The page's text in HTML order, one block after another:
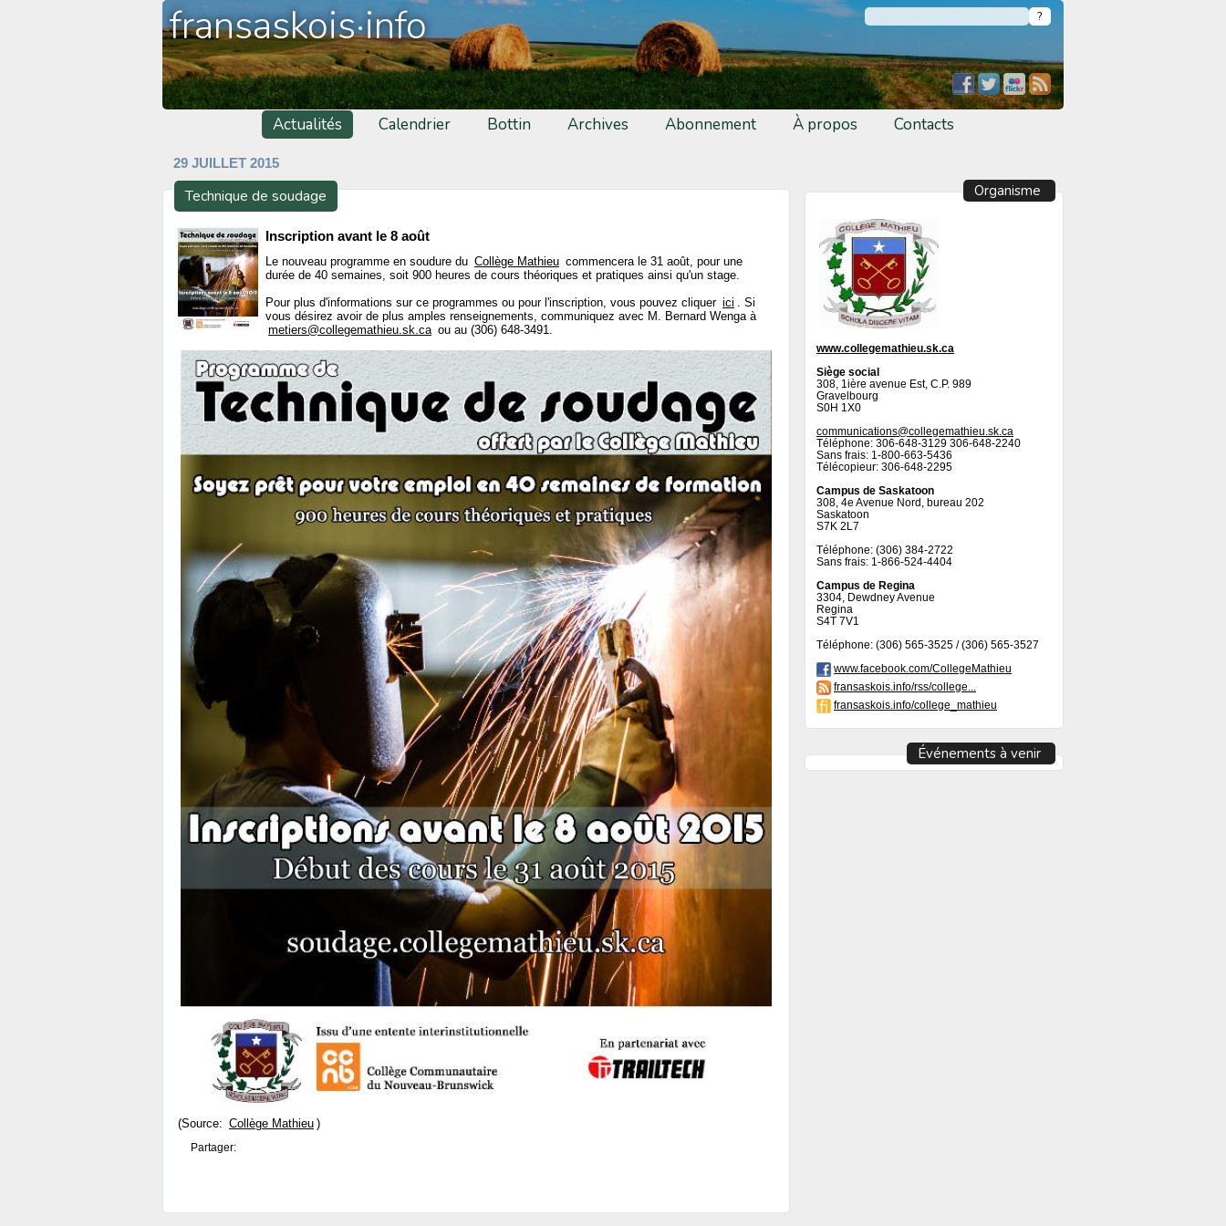
fransaskois·info
Actualités Calendrier Bottin Archives Abonnement À propos Contacts
29 JUILLET 2015
Technique de soudage
Inscription avant le 8 août
Le nouveau programme en soudure du Collège Mathieu commencera le 31 août, pour une
durée de 40 semaines, soit 900 heures de cours théoriques et pratiques ainsi qu'un stage.
Pour plus d'informations sur ce programmes ou pour l'inscription, vous pouvez cliquer ici . Si
vous désirez avoir de plus amples renseignements, communiquez avec M. Bernard Wenga à
metiers@collegemathieu.sk.ca ou au (306) 648-3491.
(Source: Collège Mathieu )
Partager:
Organisme
www.collegemathieu.sk.ca
Siège social
308, 1ière avenue Est, C.P. 989
Gravelbourg
S0H 1X0
communications@collegemathieu.sk.ca
Téléphone: 306-648-3129 306-648-2240
Sans frais: 1-800-663-5436
Télécopieur: 306-648-2295
Campus de Saskatoon
308, 4e Avenue Nord, bureau 202
Saskatoon
S7K 2L7
Téléphone: (306) 384-2722
Sans frais: 1-866-524-4404
Campus de Regina
3304, Dewdney Avenue
Regina
S4T 7V1
Téléphone: (306) 565-3525 / (306) 565-3527
www.facebook.com/CollegeMathieu
fransaskois.info/rss/college...
fransaskois.info/college_mathieu
Événements à venir